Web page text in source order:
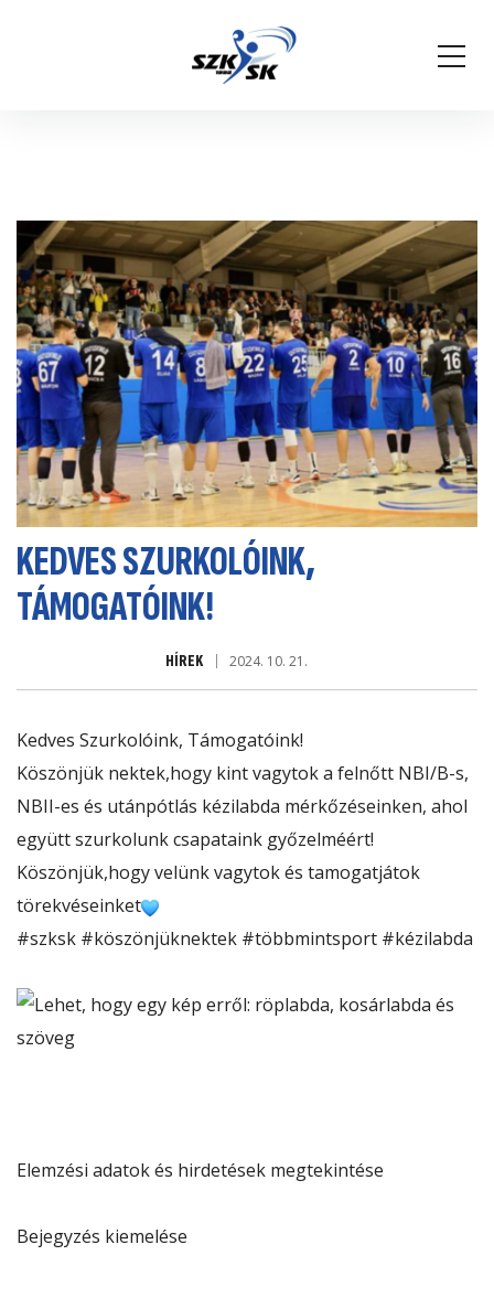
KEDVES SZURKOLÓINK,
TÁMOGATÓINK!
HÍREK 2024. 10. 21.
Kedves Szurkolóink, Támogatóink!
Köszönjük nektek,hogy kint vagytok a felnőtt NBI/B-s,
NBII-es és utánpótlás kézilabda mérkőzéseinken, ahol
együtt szurkolunk csapataink győzelméért!
Köszönjük,hogy velünk vagytok és tamogatjátok
törekvéseinket
#szksk #köszönjüknektek #többmintsport #kézilabda
Elemzési adatok és hirdetések megtekintése
Bejegyzés kiemelése